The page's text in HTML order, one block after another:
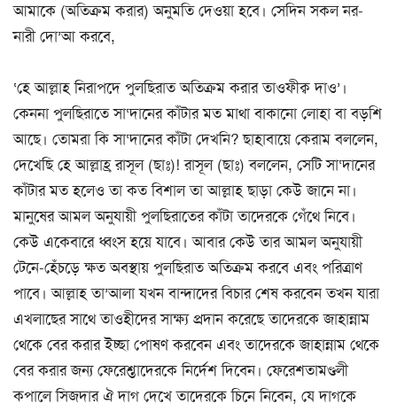
আমাকে (অতিক্রম করার) অনুমতি দেওয়া হবে। সেদিন সকল নর-
নারী দো’আ করবে,
‘হে আল্লাহ নিরাপদে পুলছিরাত অতিক্রম করার তাওফীক্ব দাও’।
কেননা পুলছিরাতে সা‘দানের কাঁটার মত মাথা বাকানো লোহা বা বড়শি
আছে। তোমরা কি সা‘দানের কাঁটা দেখনি? ছাহাবায়ে কেরাম বললেন,
দেখেছি হে আল্লাহ্র রাসূল (ছাঃ)! রাসূল (ছাঃ) বললেন, সেটি সা‘দানের
কাঁটার মত হলেও তা কত বিশাল তা আল্লাহ ছাড়া কেউ জানে না।
মানুষের আমল অনুযায়ী পুলছিরাতের কাঁটা তাদেরকে গেঁথে নিবে।
কেউ একেবারে ধ্বংস হয়ে যাবে। আবার কেউ তার আমল অনুযায়ী
টেনে-হেঁচড়ে ক্ষত অবস্থায় পুলছিরাত অতিক্রম করবে এবং পরিত্রাণ
পাবে। আল্লাহ তা’আলা যখন বান্দাদের বিচার শেষ করবেন তখন যারা
এখলাছের সাথে তাওহীদের সাক্ষ্য প্রদান করেছে তাদেরকে জাহান্নাম
থেকে বের করার ইচ্ছা পোষণ করবেন এবং তাদেরকে জাহান্নাম থেকে
বের করার জন্য ফেরেশ্তাদেরকে নির্দেশ দিবেন। ফেরেশতামণ্ডলী
কপালে সিজদার ঐ দাগ দেখে তাদেরকে চিনে নিবেন, যে দাগকে